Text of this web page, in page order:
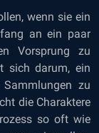
wenn sie ein
an ein paar
Vorsprung zu
sich darum, ein
zu
die Charaktere
so oft wie